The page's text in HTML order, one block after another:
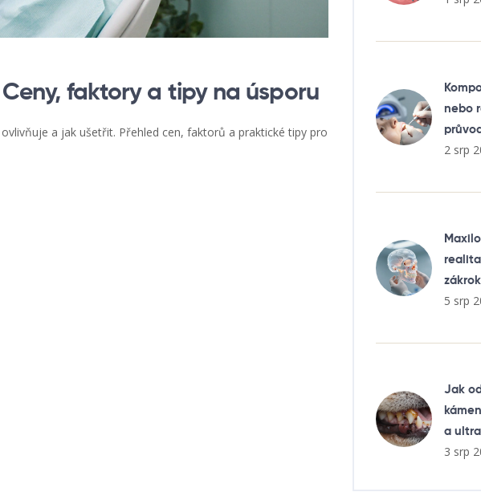
faktory a tipy na úsporu
a jak ušetřit. Přehled cen, faktorů a praktické tipy pro
nebo
2 srp
5 srp
Jak
a
3 srp